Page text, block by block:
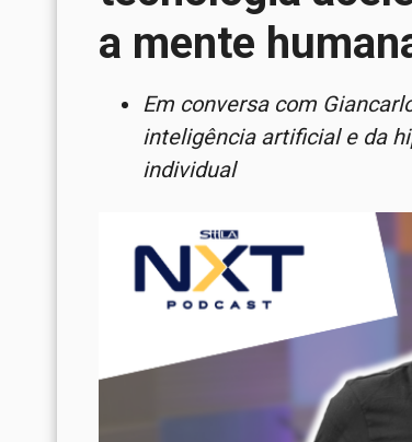
a mente
Em conversa com
inteligência artificial e da
individual